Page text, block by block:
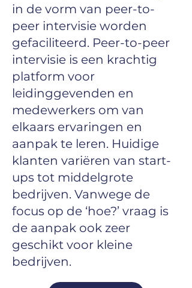
in de vorm van peer-to-
peer intervisie worden
gefaciliteerd. Peer-to-peer
intervisie is een krachtig
platform voor
leidinggevenden en
medewerkers om van
elkaars ervaringen en
aanpak te leren. Huidige
klanten variëren van start-
ups tot middelgrote
bedrijven. Vanwege de
focus op de ‘hoe?’ vraag is
de aanpak ook zeer
geschikt voor kleine
bedrijven.